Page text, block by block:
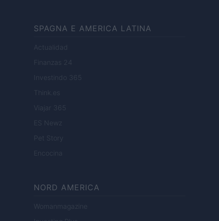
SPAGNA E AMERICA LATINA
Actualidad
Finanzas 24
Investindo 365
Think.es
Viajar 365
ES Newz
Pet Story
Encocina
NORD AMERICA
Womanmagazine